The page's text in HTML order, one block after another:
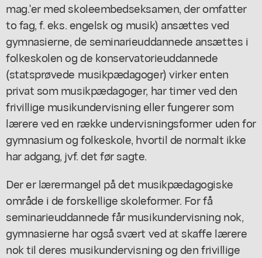
mag.'er med skoleembedseksamen, der omfatter
to fag, f. eks. engelsk og musik) ansættes ved
gymnasierne, de seminarieuddannede ansættes i
folkeskolen og de konservatorieuddannede
(statsprøvede musikpædagoger) virker enten
privat som musikpædagoger, har timer ved den
frivillige musikundervisning eller fungerer som
lærere ved en række undervisningsformer uden for
gymnasium og folkeskole, hvortil de normalt ikke
har adgang, jvf. det før sagte.
Der er lærermangel på det musikpædagogiske
område i de forskellige skoleformer. For få
seminarieuddannede får musikundervisning nok,
gymnasierne har også svært ved at skaffe lærere
nok til deres musikundervisning og den frivillige